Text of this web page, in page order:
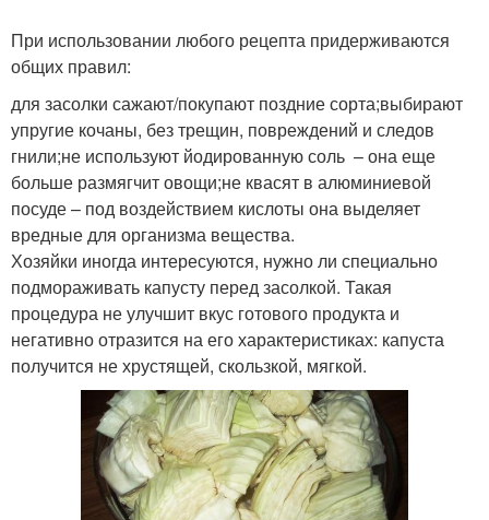
При использовании любого рецепта придерживаются
общих правил:
для засолки сажают/покупают поздние сорта;выбирают
упругие кочаны, без трещин, повреждений и следов
гнили;не используют йодированную соль – она еще
больше размягчит овощи;не квасят в алюминиевой
посуде – под воздействием кислоты она выделяет
вредные для организма вещества.
Хозяйки иногда интересуются, нужно ли специально
подмораживать капусту перед засолкой. Такая
процедура не улучшит вкус готового продукта и
негативно отразится на его характеристиках: капуста
получится не хрустящей, скользкой, мягкой.